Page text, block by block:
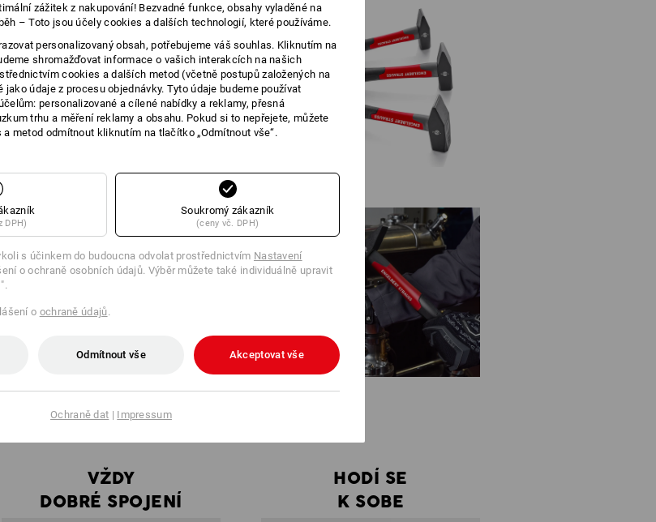
VHODNÝ VÝBER VELIKOSTÍ
Pryží potažená, ergonomická násada pro
perfektní manipulaci bez prokluzování a
dlouhé pracovní nasazení.
IDEÁLNÍ PRO UNIVERZÁLNÍ PRÁCE.
STRAUSSBOX
VŽDY
DOBRÉ SPOJENÍ
HODÍ SE
K SOBE
zážitek z nakupování! Bezvadné funkce, obsahy vyladěné na
– Toto jsou účely cookies a dalších technologií, které používáme.
personalizovaný obsah, potřebujeme váš souhlas. Kliknutím na
shromažďovat informace o vašich interakcích na našich
cookies a dalších metod (včetně postupů založených na
údaje z procesu objednávky. Tyto údaje budeme používat
personalizované a cílené nabídky a reklamy, přesná
trhu a měření reklamy a obsahu. Pokud si to nepřejete, můžete
metod odmítnout kliknutím na tlačítko „Odmítnout vše“.
DPH)
Soukromý zákazník
(ceny vč. DPH)
s účinkem do budoucna odvolat prostřednictvím Nastavení
o ochraně osobních údajů. Výběr můžete také individuálně upravit
o ochraně údajů.
Odmítnout vše Akceptovat vše
Ochraně dat | Impressum